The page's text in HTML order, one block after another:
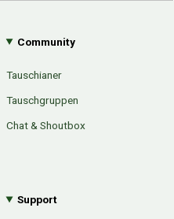
Community
Tauschianer
Tauschgruppen
Chat & Shoutbox
Support